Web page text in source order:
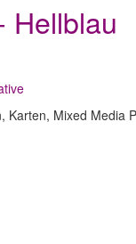
Hellblau
Karten, Mixed Media